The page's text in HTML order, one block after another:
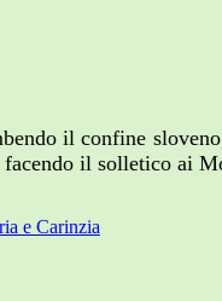
il confine
il solletico ai